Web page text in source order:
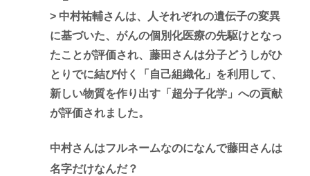
> 中村祐輔さんは、人それぞれの遺伝子の変異
に基づいた、がんの個別化医療の先駆けとなっ
たことが評価され、藤田さんは分子どうしがひ
とりでに結び付く「自己組織化」を利用して、
新しい物質を作り出す「超分子化学」への貢献
が評価されました。
中村さんはフルネームなのになんで藤田さんは
名字だけなんだ？